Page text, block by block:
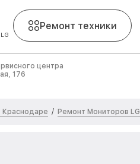
Ремонт техники
центра
176
Краснодаре / Ремонт Мониторов LG